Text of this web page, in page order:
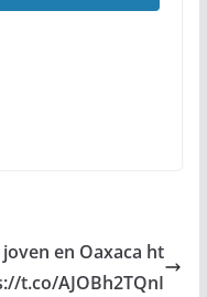
en Oaxaca ht
t.co/AJOBh2TQnI